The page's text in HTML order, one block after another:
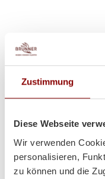
Zustimmung
Diese Webseite
Wir verwenden
personalisieren,
zu können und die